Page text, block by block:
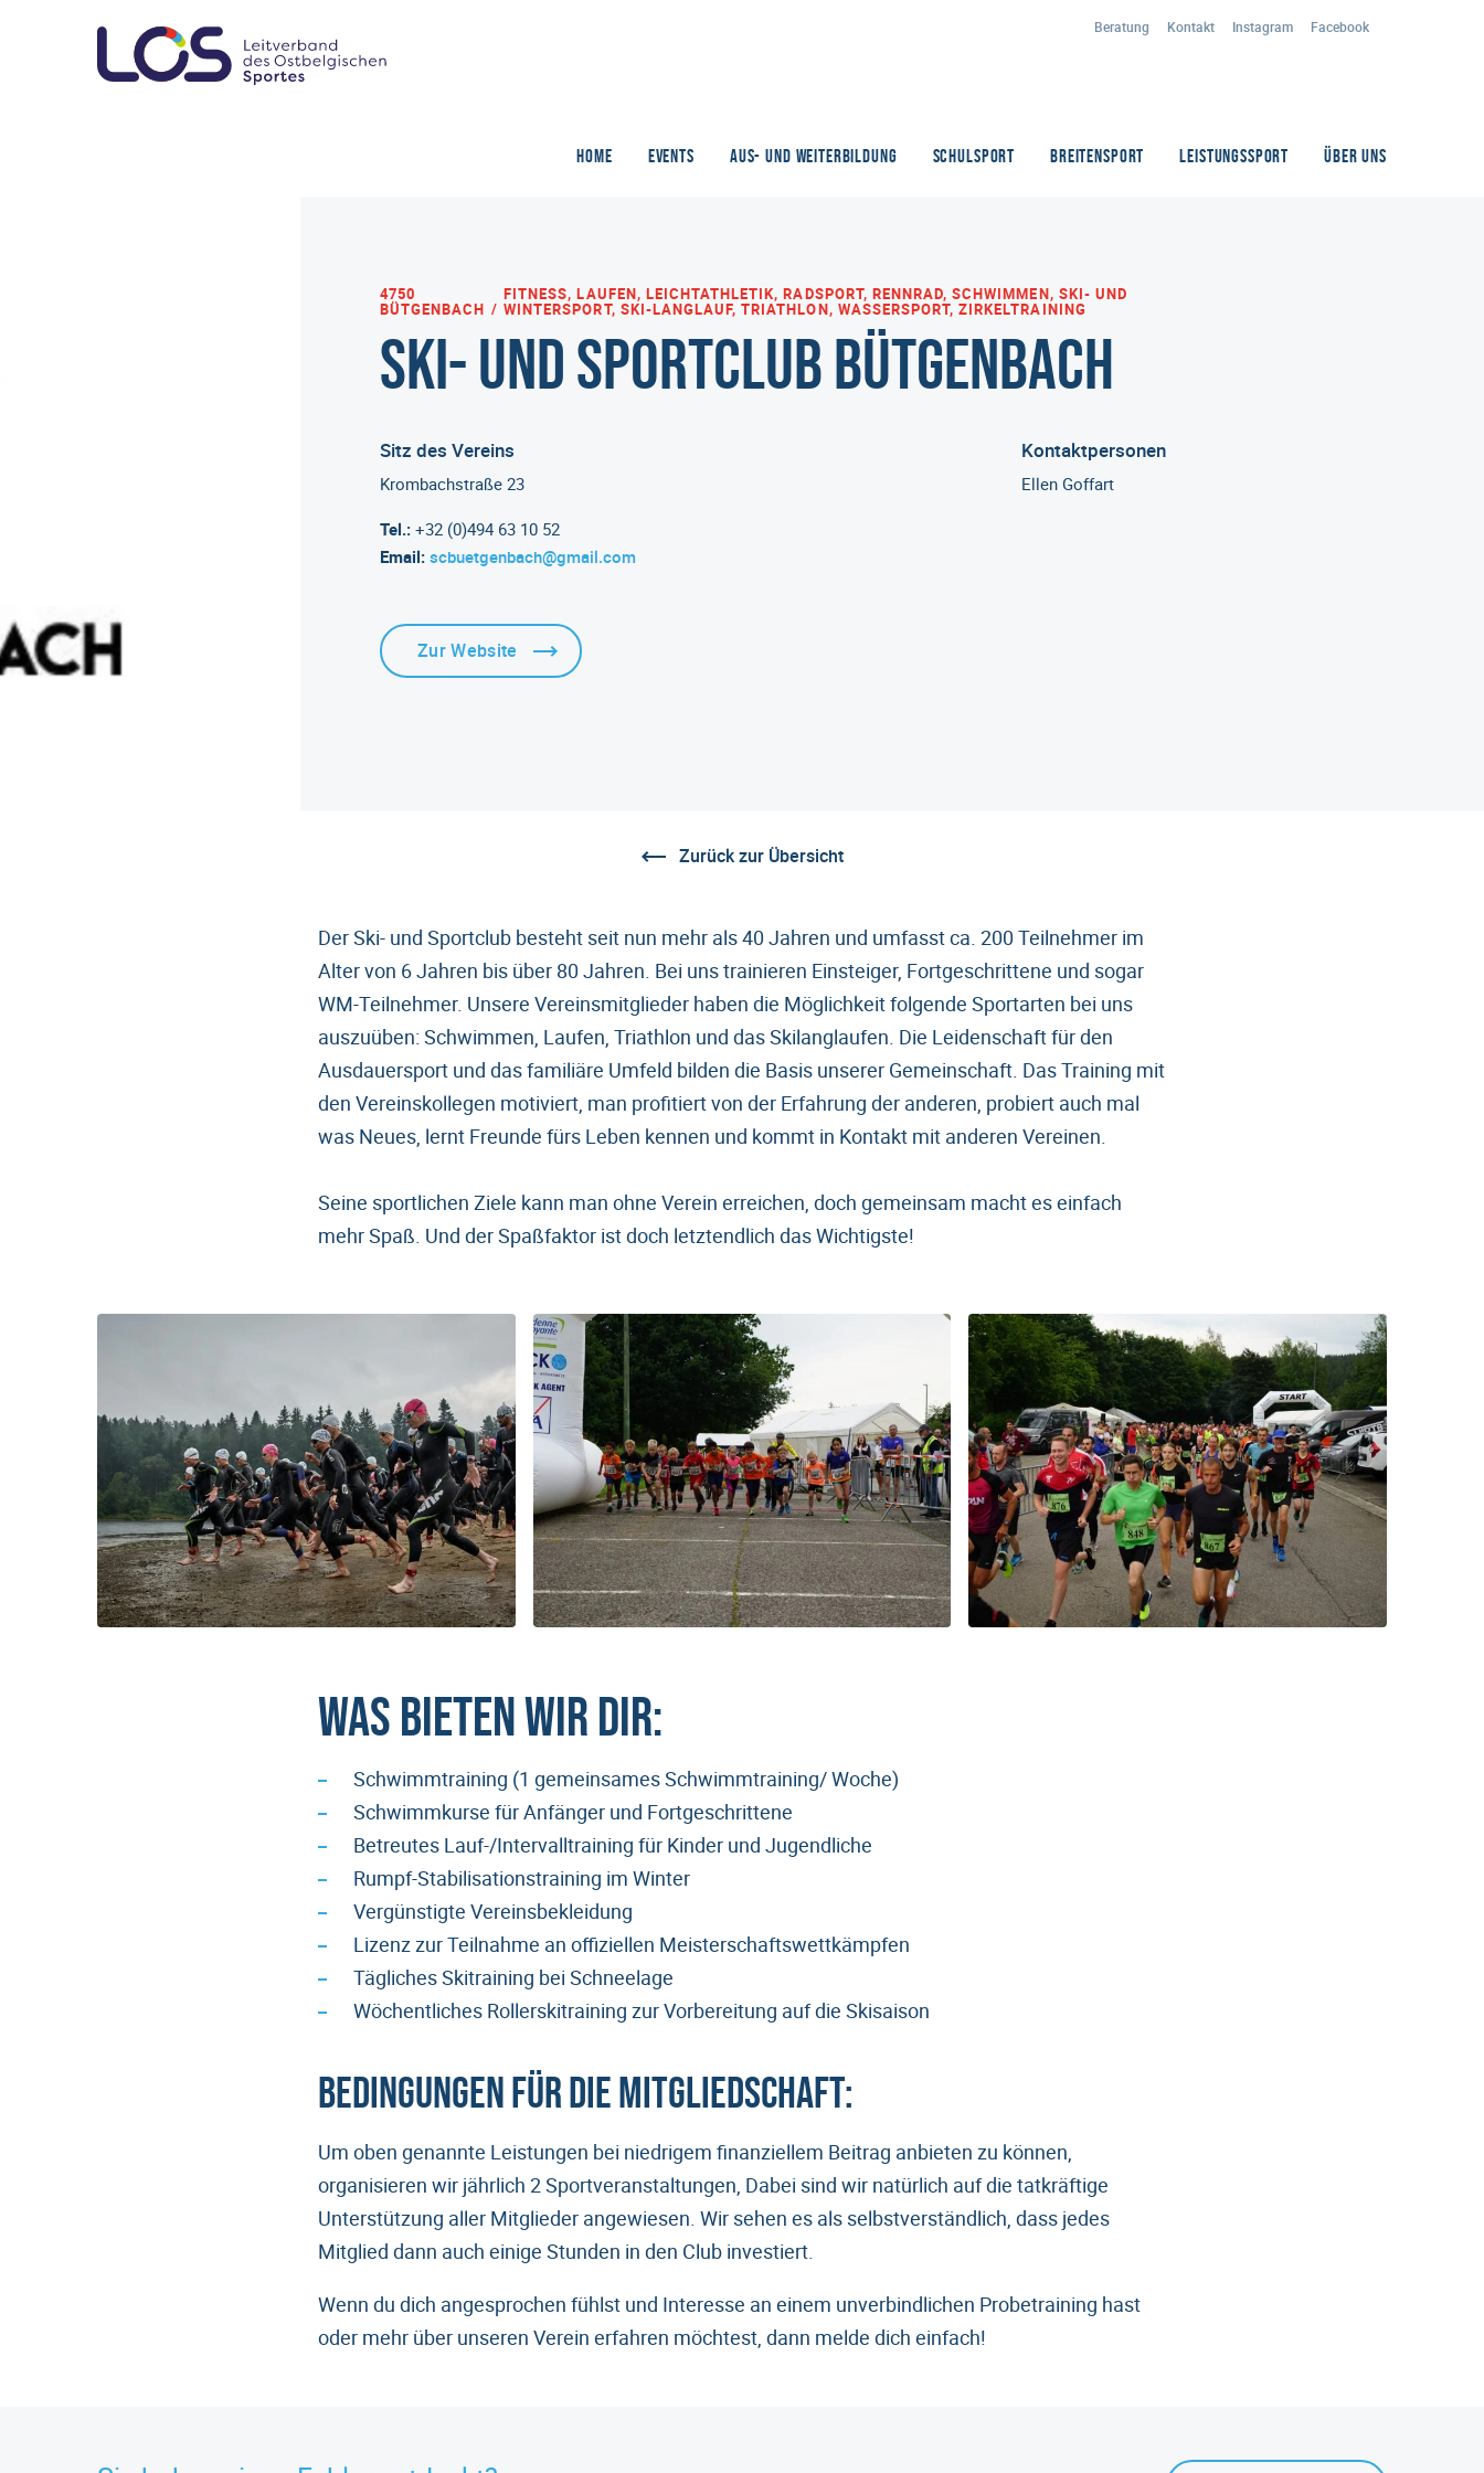
Beratung Kontakt Instagram Facebook
HOME EVENTS AUS- UND WEITERBILDUNG SCHULSPORT BREITENSPORT LEISTUNGSSPORT ÜBER UNS
4750
BÜTGENBACH
FITNESS, LAUFEN, LEICHTATHLETIK, RADSPORT, RENNRAD, SCHWIMMEN, SKI- UND
WINTERSPORT, SKI-LANGLAUF, TRIATHLON, WASSERSPORT, ZIRKELTRAINING
Ski- und Sportclub Bütgenbach
Sitz des Vereins
Krombachstraße 23
Tel.: +32 (0)494 63 10 52
Email: scbuetgenbach@gmail.com
Kontaktpersonen
Ellen Goffart
Zur Website
Zurück zur Übersicht
Der Ski- und Sportclub besteht seit nun mehr als 40 Jahren und umfasst ca. 200 Teilnehmer im
Alter von 6 Jahren bis über 80 Jahren. Bei uns trainieren Einsteiger, Fortgeschrittene und sogar
WM-Teilnehmer. Unsere Vereinsmitglieder haben die Möglichkeit folgende Sportarten bei uns
auszuüben: Schwimmen, Laufen, Triathlon und das Skilanglaufen. Die Leidenschaft für den
Ausdauersport und das familiäre Umfeld bilden die Basis unserer Gemeinschaft. Das Training mit
den Vereinskollegen motiviert, man profitiert von der Erfahrung der anderen, probiert auch mal
was Neues, lernt Freunde fürs Leben kennen und kommt in Kontakt mit anderen Vereinen.
Seine sportlichen Ziele kann man ohne Verein erreichen, doch gemeinsam macht es einfach
mehr Spaß. Und der Spaßfaktor ist doch letztendlich das Wichtigste!
Was bieten wir Dir:
Schwimmtraining (1 gemeinsames Schwimmtraining/ Woche)
Schwimmkurse für Anfänger und Fortgeschrittene
Betreutes Lauf-/Intervalltraining für Kinder und Jugendliche
Rumpf-Stabilisationstraining im Winter
Vergünstigte Vereinsbekleidung
Lizenz zur Teilnahme an offiziellen Meisterschaftswettkämpfen
Tägliches Skitraining bei Schneelage
Wöchentliches Rollerskitraining zur Vorbereitung auf die Skisaison
Bedingungen für die Mitgliedschaft:
Um oben genannte Leistungen bei niedrigem finanziellem Beitrag anbieten zu können,
organisieren wir jährlich 2 Sportveranstaltungen, Dabei sind wir natürlich auf die tatkräftige
Unterstützung aller Mitglieder angewiesen. Wir sehen es als selbstverständlich, dass jedes
Mitglied dann auch einige Stunden in den Club investiert.
Wenn du dich angesprochen fühlst und Interesse an einem unverbindlichen Probetraining hast
oder mehr über unseren Verein erfahren möchtest, dann melde dich einfach!